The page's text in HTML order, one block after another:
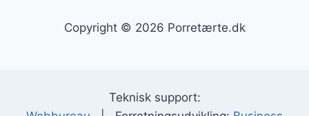
Copyright © 2026 Porretærte.dk
Teknisk support: